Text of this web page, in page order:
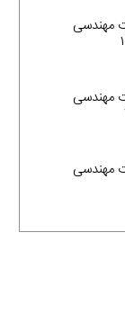
مهندسی
مهندسی
مهندسی